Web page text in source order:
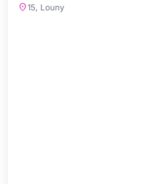
location_on15, Louny